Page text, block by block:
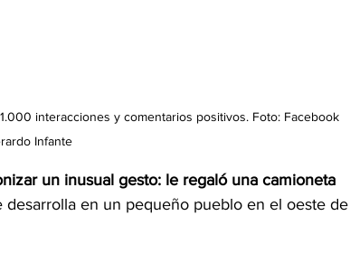
interacciones y comentarios positivos. Foto: Facebook
Infante
un inusual gesto: le regaló una camioneta
desarrolla en un pequeño pueblo en el oeste